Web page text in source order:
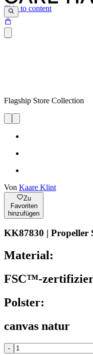
Skip to content
Flagship Store Collection
Von Kaare Klint
Zu
Favoriten
hinzufügen
KK87830 | Propeller
Material:
FSC™-
Polster:
canvas natur
-